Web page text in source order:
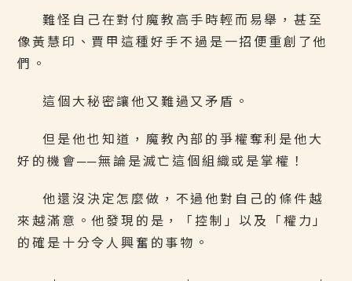
難怪自己在對付魔教高手時輕而易舉，甚至
像黃慧印、賈甲這種好手不過是一招便重創了他
們。
這個大秘密讓他又難過又矛盾。
但是他也知道，魔教內部的爭權奪利是他大
好的機會──無論是滅亡這個組織或是掌權！
他還沒決定怎麼做，不過他對自己的條件越
來越滿意。他發現的是，「控制」以及「權力」
的確是十分令人興奮的事物。